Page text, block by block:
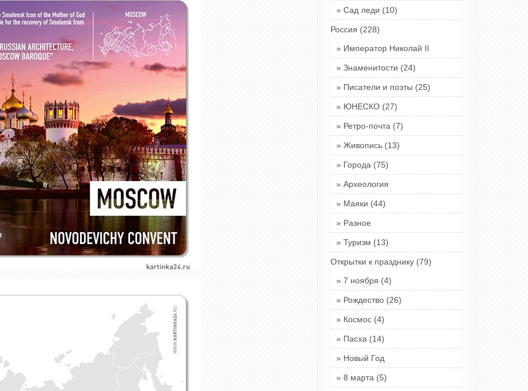
Сад леди (10)
Россия (228)
Император Николай II
Знаменитости (24)
Писатели и поэты (25)
ЮНЕСКО (27)
Ретро-почта (7)
Живопись (13)
Города (75)
Археология
Маяки (44)
Разное
Туризм (13)
Открытки к празднику (79)
7 ноября (4)
Рождество (26)
Космос (4)
Пасха (14)
Новый Год
8 марта (5)